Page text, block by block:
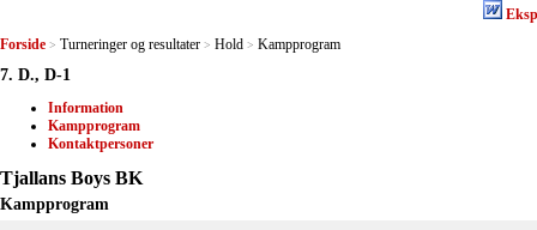
Forside > Turneringer og resultater > Hold > Kampprogram
7. D., D-1
Information
Kampprogram
Kontaktpersoner
Tjallans Boys BK
Kampprogram